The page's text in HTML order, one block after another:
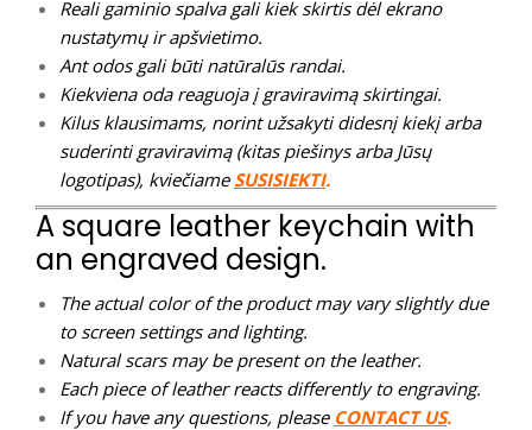
Reali gaminio spalva gali kiek skirtis dėl ekrano
nustatymų ir apšvietimo.
Ant odos gali būti natūralūs randai.
Kiekviena oda reaguoja į graviravimą skirtingai.
Kilus klausimams, norint užsakyti didesnį kiekį arba
suderinti graviravimą (kitas piešinys arba Jūsų
logotipas), kviečiame SUSISIEKTI.
A square leather keychain with
an engraved design.
The actual color of the product may vary slightly due
to screen settings and lighting.
Natural scars may be present on the leather.
Each piece of leather reacts differently to engraving.
If you have any questions, please CONTACT US.